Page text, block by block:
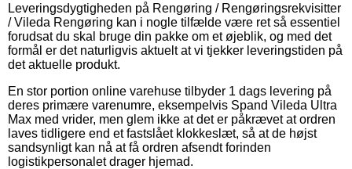
Leveringsdygtigheden på Rengøring / Rengøringsrekvisitter
/ Vileda Rengøring kan i nogle tilfælde være ret så essentiel
forudsat du skal bruge din pakke om et øjeblik, og med det
formål er det naturligvis aktuelt at vi tjekker leveringstiden på
det aktuelle produkt.
En stor portion online varehuse tilbyder 1 dags levering på
deres primære varenumre, eksempelvis Spand Vileda Ultra
Max med vrider, men glem ikke at det er påkrævet at ordren
laves tidligere end et fastslået klokkeslæt, så at de højst
sandsynligt kan nå at få ordren afsendt forinden
logistikpersonalet drager hjemad.